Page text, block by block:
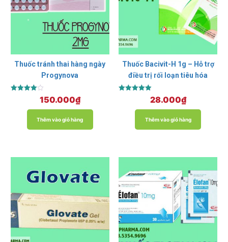
Thuốc tránh thai hàng ngày
Progynova
4.00
150.000₫
Thêm vào giỏ hàng
Thuốc Bacivit-H 1g – Hỗ trợ
điều trị rối loạn tiêu hóa
5.00
28.000₫
Thêm vào giỏ hàng